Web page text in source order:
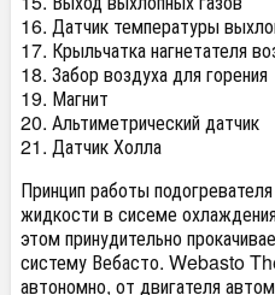
16. Датчик температуры
17. Крыльчатка нагнетателя
18. Забор воздуха для горения
19. Магнит
20. Альтиметрический датчик
21. Датчик Холла
Принцип работы
жидкости в сисеме
этом принудительно
систему Вебасто. Webasto
автономно, от двигателя